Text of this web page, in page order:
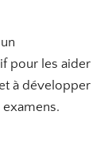
pour les aider
à développer